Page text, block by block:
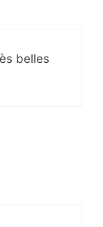
belles